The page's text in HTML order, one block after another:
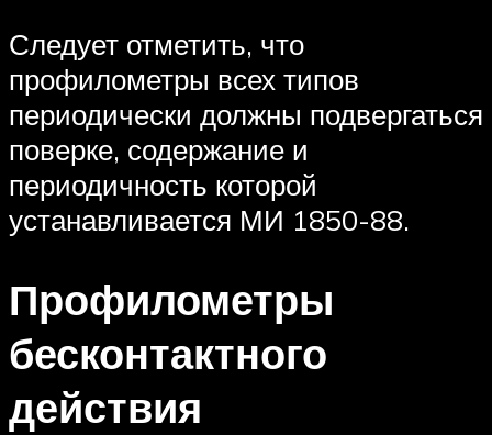
Следует отметить, что
профилометры всех типов
периодически должны подвергаться
поверке, содержание и
периодичность которой
устанавливается МИ 1850-88.
Профилометры
бесконтактного
действия